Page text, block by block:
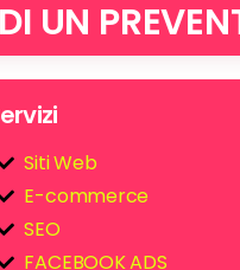
UN
Siti Web
E-commerce
SEO
FACEBOOK ADS